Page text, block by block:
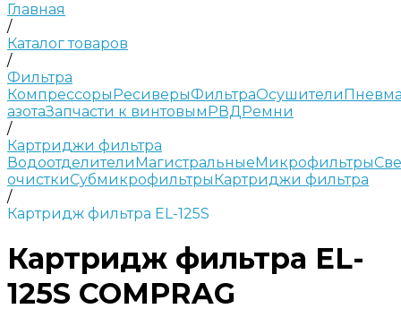
Главная
/
Каталог товаров
/
Фильтра
КомпрессорыРесиверыФильтраОсушители
азотаЗапчасти к винтовымРВДРемни
/
Картриджи фильтра
ВодоотделителиМагистральныеМикрофильтры
очисткиСубмикрофильтрыКартриджи фильтра
/
Картридж фильтра EL-125S
Картридж фильтра EL-
125S COMPRAG